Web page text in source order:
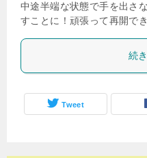
中途半端な状態で手を出さ
すことに！頑張って再開で
続
Tweet